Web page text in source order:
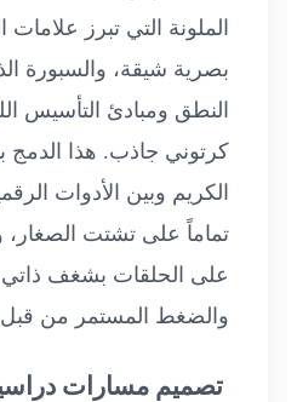
الملونة التي تبرز علامات
بصرية شيقة، والسبورة
النطق ومبادئ التأسيس
كرتوني جاذب. هذا الدمج
الكريم وبين الأدوات
تماماً على تشتت الصغار،
على الحلقات بشغف ذاتي
والضغط المستمر من قبل
تصميم مسارات